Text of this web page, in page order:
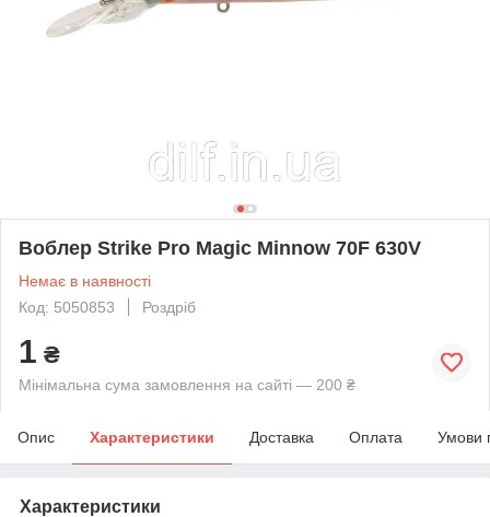
Воблер Strike Pro Magic Minnow 70F 630V
Немає в наявності
Код: 5050853
Роздріб
1 ₴
Мінімальна сума замовлення на сайті — 200 ₴
Опис Характеристики Доставка Оплата Умови
Характеристики